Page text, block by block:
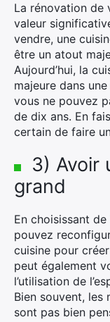
La rénovation de
valeur
vendre, une
être un atout
Aujourd’hui, la
majeure dans
vous ne pouvez
de dix ans. En
certain de faire
3) Avoir
grand
En choisissant
pouvez
cuisine pour
peut également
l’utilisation de
Bien souvent, les
sont pas bien